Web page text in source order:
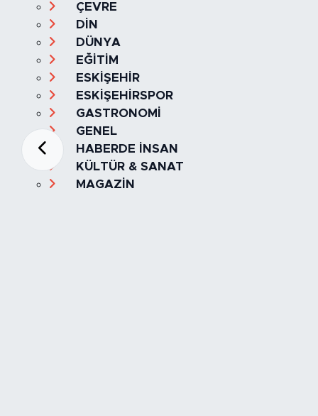
ÇEVRE
DİN
DÜNYA
EĞİTİM
ESKİŞEHİR
ESKİŞEHİRSPOR
GASTRONOMİ
GENEL
HABERDE İNSAN
KÜLTÜR & SANAT
MAGAZİN